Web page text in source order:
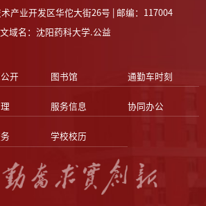
产业开发区华佗大街26号 | 邮编：117004
域名：沈阳药科大学.公益
开 图书馆 通勤车时刻
服务信息 协同办公
学校校历